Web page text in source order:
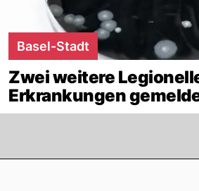
Basel-Stadt
Zwei weitere
Erkrankungen